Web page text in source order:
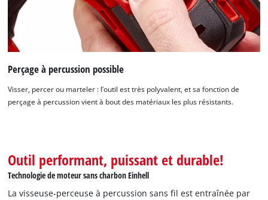
Perçage à percussion possible
Visser, percer ou marteler : l’outil est très polyvalent, et sa fonction de
perçage à percussion vient à bout des matériaux les plus résistants.
Outil performant, puissant et durable!
Technologie de moteur sans charbon Einhell
La visseuse-perceuse à percussion sans fil est entraînée par